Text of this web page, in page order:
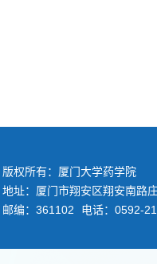
版权所有：厦门大学药学院
地址：厦门市翔安区翔安南路
邮编：361102
电话：0592-